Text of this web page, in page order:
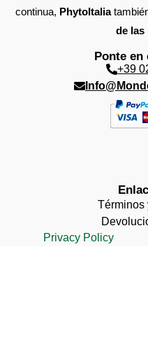
continua, PhytoItalia
de las
Ponte en
+39
Términos
Privacy Policy